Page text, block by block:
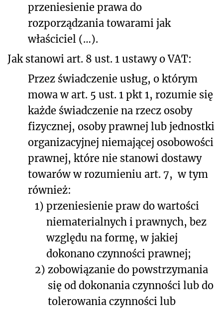
przeniesienie prawa do
rozporządzania towarami jak
właściciel (…).
Jak stanowi art. 8 ust. 1 ustawy o VAT:
Przez świadczenie usług, o którym
mowa w art. 5 ust. 1 pkt 1, rozumie się
każde świadczenie na rzecz osoby
fizycznej, osoby prawnej lub jednostki
organizacyjnej niemającej osobowości
prawnej, które nie stanowi dostawy
towarów w rozumieniu art. 7,w tym
również:
1) przeniesienie praw do wartości
niematerialnych i prawnych, bez
względu na formę, w jakiej
dokonano czynności prawnej;
2) zobowiązanie do powstrzymania
się od dokonania czynności lub do
tolerowania czynności lub